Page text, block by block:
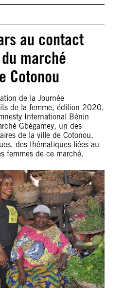
au contact
marché
Cotonou
de la Journée
de la femme, édition 2020,
International Bénin
Gbégamey, un des
de la ville de Cotonou,
des thématiques liées au
femmes de ce marché.